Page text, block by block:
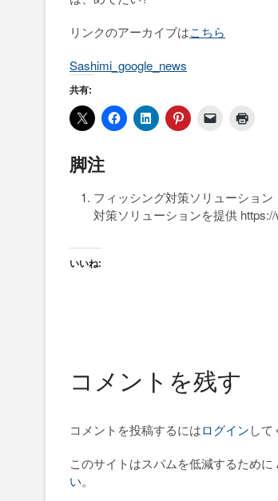
リンクのアーカイブはこちら
Sashimi_google_news
共有:
脚注
フィッシング対策ソリューショ
対策ソリューションを提供
いいね:
コメントを残す
コメントを投稿するにはログインして
このサイトはスパムを低減するために
い。